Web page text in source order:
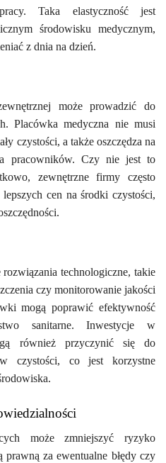
Taka elastyczność jest
środowisku medycznym,
z dnia na dzień.
może prowadzić do
Placówka medyczna nie musi
czystości, a także oszczędza na
pracowników. Czy nie jest to
zewnętrzne firmy często
cen na środki czystości,
technologiczne, takie
czy monitorowanie jakości
mogą poprawić efektywność
sanitarne. Inwestycje w
również przyczynić się do
czystości, co jest korzystne
może zmniejszyć ryzyko
za ewentualne błędy czy